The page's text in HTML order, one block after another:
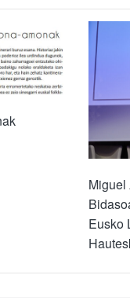
Eusko